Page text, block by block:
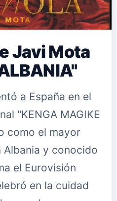
Javi Mota
a España en el
"KENGA MAGIKE
como el mayor
Albania y conocido
el Eurovisión
en la cuidad